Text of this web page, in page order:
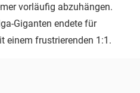
vorläufig abzuhängen.
Giganten endete für
einem frustrierenden 1:1.